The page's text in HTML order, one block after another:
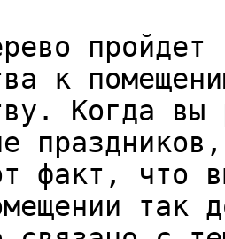
к
Когда
факт, что
так